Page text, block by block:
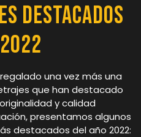
Destacados
una vez más una
que han destacado
y calidad
presentamos algunos
destacados del año 2022: